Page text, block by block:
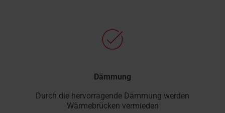
Dämmung
Durch die hervorragende Dämmung werden
Wärmebrücken vermieden